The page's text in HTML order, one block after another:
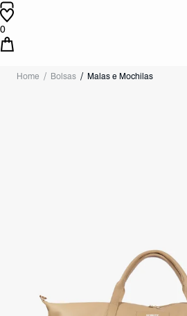
0
Home Bolsas Malas e Mochilas